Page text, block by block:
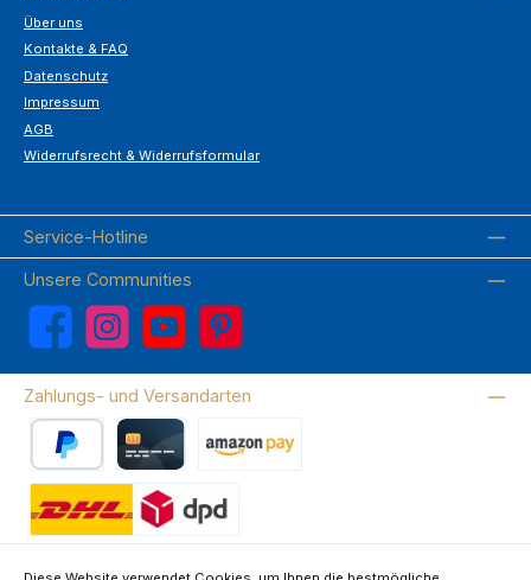
Über uns
Kontakte & FAQ
Datenschutz
Impressum
AGB
Widerrufsrecht & Widerrufsformular
Service-Hotline
Unsere Communities
Facebook Instagram YouTube Pinterest
Zahlungs- und Versandarten